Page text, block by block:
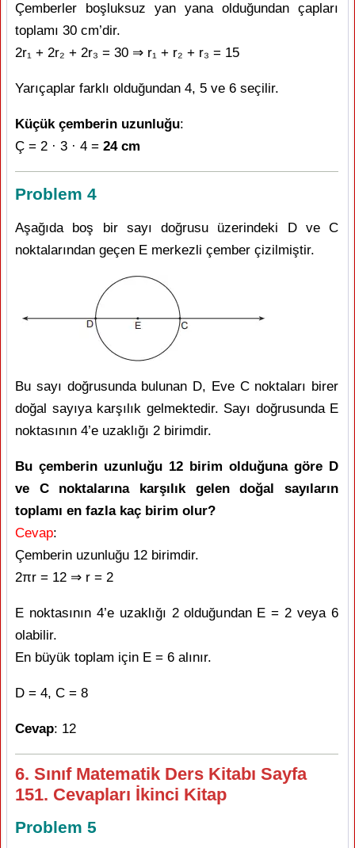
Çemberler boşluksuz yan yana olduğundan çapları
toplamı 30 cm’dir.
2r₁ + 2r₂ + 2r₃ = 30 ⇒ r₁ + r₂ + r₃ = 15
Yarıçaplar farklı olduğundan 4, 5 ve 6 seçilir.
Küçük çemberin uzunluğu:
Ç = 2 · 3 · 4 = 24 cm
Problem 4
Aşağıda boş bir sayı doğrusu üzerindeki D ve C
noktalarından geçen E merkezli çember çizilmiştir.
Bu sayı doğrusunda bulunan D, Eve C noktaları birer
doğal sayıya karşılık gelmektedir. Sayı doğrusunda E
noktasının 4’e uzaklığı 2 birimdir.
Bu çemberin uzunluğu 12 birim olduğuna göre D
ve C noktalarına karşılık gelen doğal sayıların
toplamı en fazla kaç birim olur?
Cevap:
Çemberin uzunluğu 12 birimdir.
2πr = 12 ⇒ r = 2
E noktasının 4’e uzaklığı 2 olduğundan E = 2 veya 6
olabilir.
En büyük toplam için E = 6 alınır.
D = 4, C = 8
Cevap: 12
6. Sınıf Matematik Ders Kitabı Sayfa
151. Cevapları İkinci Kitap
Problem 5